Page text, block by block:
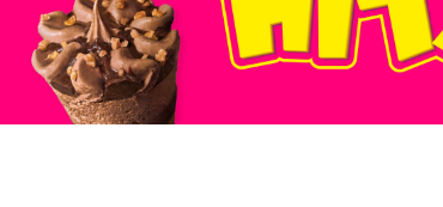
5. verduras
6. croquetas